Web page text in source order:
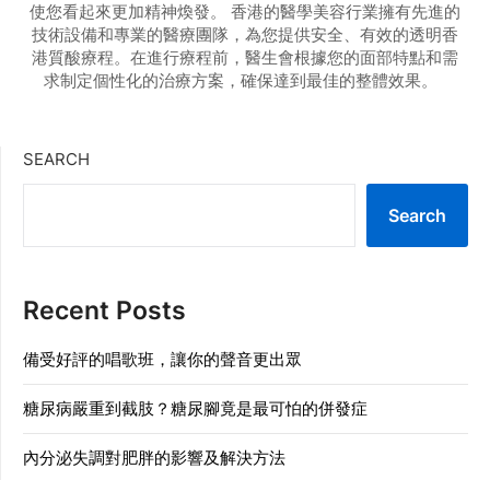
使您看起來更加精神煥發。 香港的醫學美容行業擁有先進的
技術設備和專業的醫療團隊，為您提供安全、有效的透明香
港質酸療程。在進行療程前，醫生會根據您的面部特點和需
求制定個性化的治療方案，確保達到最佳的整體效果。
SEARCH
Search
Recent Posts
備受好評的唱歌班，讓你的聲音更出眾
糖尿病嚴重到截肢？糖尿腳竟是最可怕的併發症
內分泌失調對肥胖的影響及解決方法